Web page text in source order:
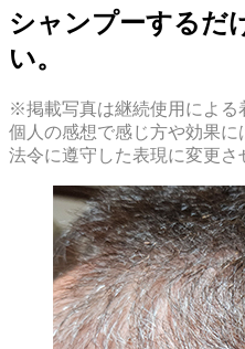
シャンプーするだ
い。
※掲載写真は継続使用による
個人の感想で感じ方や効果
法令に遵守した表現に変更さ